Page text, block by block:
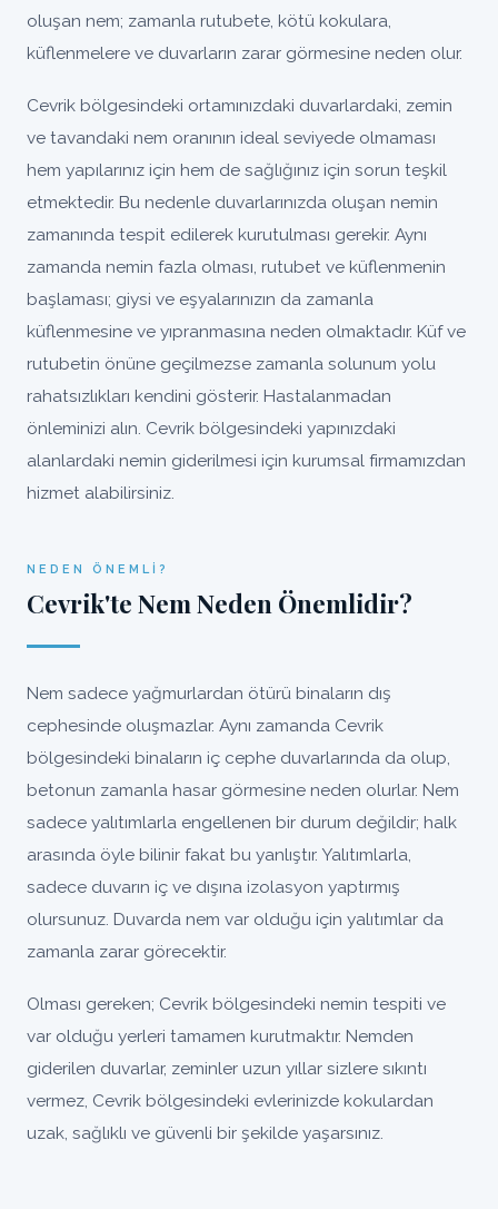
oluşan nem; zamanla rutubete, kötü kokulara,
küflenmelere ve duvarların zarar görmesine neden olur.
Cevrik bölgesindeki ortamınızdaki duvarlardaki, zemin
ve tavandaki nem oranının ideal seviyede olmaması
hem yapılarınız için hem de sağlığınız için sorun teşkil
etmektedir. Bu nedenle duvarlarınızda oluşan nemin
zamanında tespit edilerek kurutulması gerekir. Aynı
zamanda nemin fazla olması, rutubet ve küflenmenin
başlaması; giysi ve eşyalarınızın da zamanla
küflenmesine ve yıpranmasına neden olmaktadır. Küf ve
rutubetin önüne geçilmezse zamanla solunum yolu
rahatsızlıkları kendini gösterir. Hastalanmadan
önleminizi alın. Cevrik bölgesindeki yapınızdaki
alanlardaki nemin giderilmesi için kurumsal firmamızdan
hizmet alabilirsiniz.
NEDEN ÖNEMLI?
Cevrik'te Nem Neden Önemlidir?
Nem sadece yağmurlardan ötürü binaların dış
cephesinde oluşmazlar. Aynı zamanda Cevrik
bölgesindeki binaların iç cephe duvarlarında da olup,
betonun zamanla hasar görmesine neden olurlar. Nem
sadece yalıtımlarla engellenen bir durum değildir; halk
arasında öyle bilinir fakat bu yanlıştır. Yalıtımlarla,
sadece duvarın iç ve dışına izolasyon yaptırmış
olursunuz. Duvarda nem var olduğu için yalıtımlar da
zamanla zarar görecektir.
Olması gereken; Cevrik bölgesindeki nemin tespiti ve
var olduğu yerleri tamamen kurutmaktır. Nemden
giderilen duvarlar, zeminler uzun yıllar sizlere sıkıntı
vermez, Cevrik bölgesindeki evlerinizde kokulardan
uzak, sağlıklı ve güvenli bir şekilde yaşarsınız.